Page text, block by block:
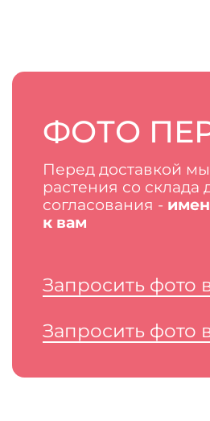
ФОТО
Перед доставкой
растения со склада
согласования -
к вам
Запросить фото
Запросить фото